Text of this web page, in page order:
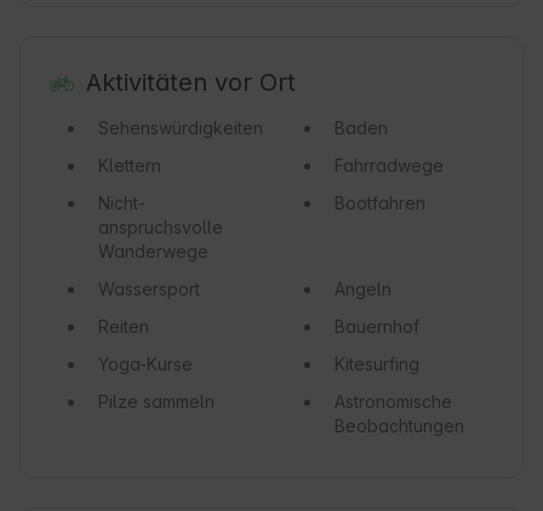
Aktivitäten vor Ort
Sehenswürdigkeiten
Baden
Klettern
Fahrradwege
Nicht-
anspruchsvolle
Wanderwege
Bootfahren
Wassersport
Angeln
Reiten
Bauernhof
Yoga-Kurse
Kitesurfing
Pilze sammeln
Astronomische
Beobachtungen